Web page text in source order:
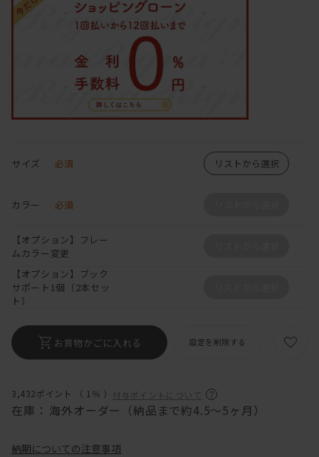
3,432ポイント （ 1％ ） 付与ポイントについて
在庫： 海外オーダー（納品まで約4.5〜5ヶ月）
サイズ 必須 リストから選択
カラー 必須
【オプション】フレー
ムカラー変更
【オプション】ブック
サポート1個（2本セッ
ト）
お買物かごに入れる 設定を削除する
納期についての注意事項